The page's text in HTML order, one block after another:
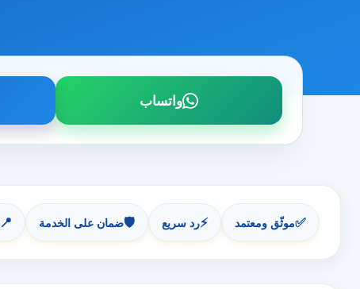
واتساب
✅موثّق ومعتمد ⚡رد سريع 🛡️ضمان على الخدمة 📍